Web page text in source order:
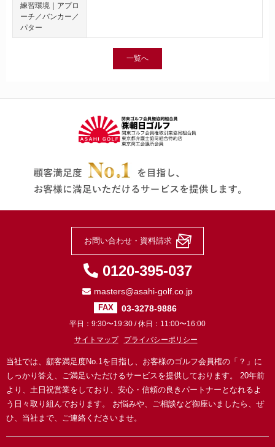
練習環境｜アプロ
ーチ／バンカー／
パター
一覧へ
当社では、顧客満足度No.1を目指し、お客様のゴルフ会員権の「？」に
しっかり答え、ご満足いただけるサービスを提供しております。
20年前
より、土日祝営業をしており、安心・信頼の良きパートナーとなれるよ
う日々取り組んでおります。
お悩みや、ご相談など御座いましたら、ぜ
ひ、当社まで、ご連絡くださいませ。
お問い合わせ・資料請求
0120-395-037
masters@asahi-golf.co.jp
FAX 03-3278-9886
平日：9:30〜19:30 / 休日：11:00〜16:00
サイトマップ
プライバシーポリシー